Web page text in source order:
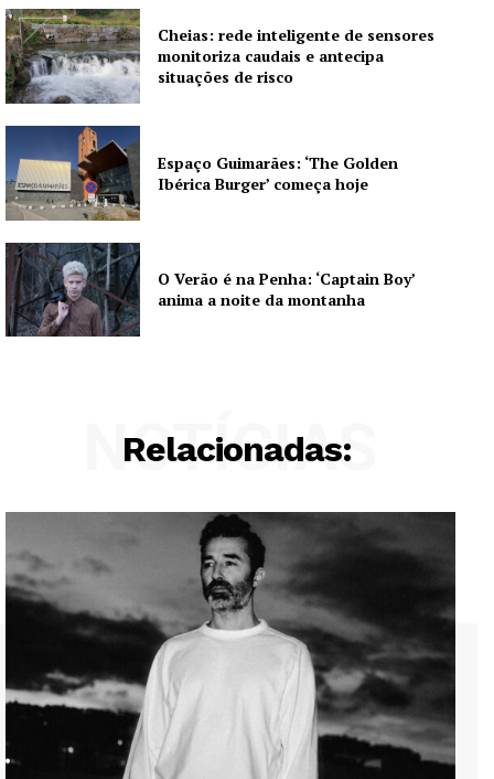
Cheias: rede inteligente de sensores
monitoriza caudais e antecipa
situações de risco
Espaço Guimarães: ‘The Golden
Ibérica Burger’ começa hoje
O Verão é na Penha: ‘Captain Boy’
anima a noite da montanha
Relacionadas:
NOTÍCIAS